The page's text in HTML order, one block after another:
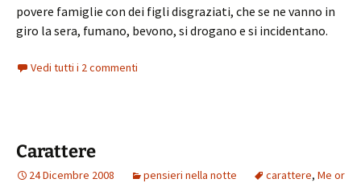
povere famiglie con dei figli disgraziati, che se ne vanno in
giro la sera, fumano, bevono, si drogano e si incidentano.
Vedi tutti i 2 commenti
Carattere
24 Dicembre 2008 pensieri nella notte carattere, Me or